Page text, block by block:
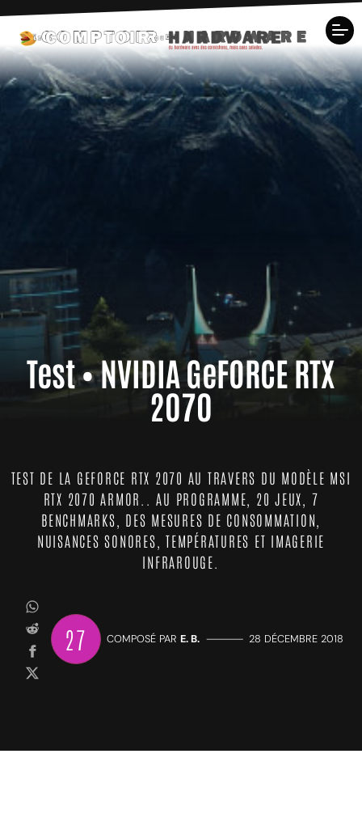
Test • NVIDIA GeFORCE RTX
2070
TEST DE LA GEFORCE RTX 2070 AU TRAVERS DU MODÈLE MSI
RTX 2070 ARMOR.. AU PROGRAMME, 20 JEUX, 7
BENCHMARKS, DES MESURES DE CONSOMMATION,
NUISANCES SONORES, TEMPÉRATURES ET IMAGERIE
INFRAROUGE.
27 COMPOSÉ PAR E. B. ————— 28 DÉCEMBRE 2018